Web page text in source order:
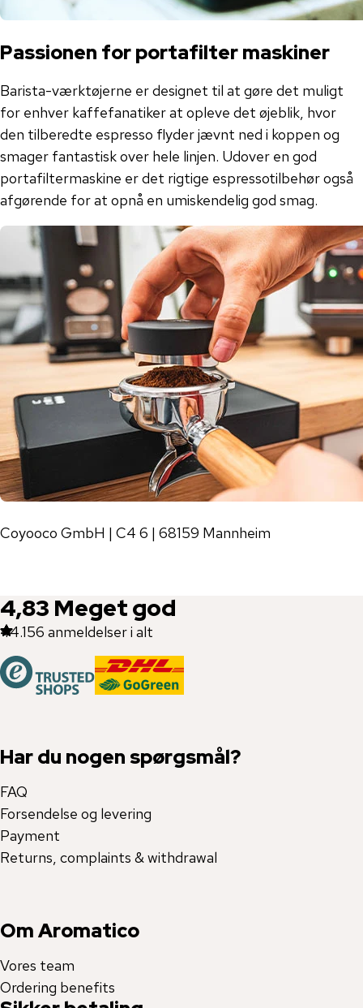
Passionen for portafilter maskiner
Barista-værktøjerne er designet til at gøre det muligt
for enhver kaffefanatiker at opleve det øjeblik, hvor
den tilberedte espresso flyder jævnt ned i koppen og
smager fantastisk over hele linjen. Udover en god
portafiltermaskine er det rigtige espressotilbehør også
afgørende for at opnå en umiskendelig god smag.
Coyooco GmbH | C4 6 | 68159 Mannheim
4,83 Meget god
44.156 anmeldelser i alt
Har du nogen spørgsmål?
FAQ
Forsendelse og levering
Payment
Returns, complaints & withdrawal
Om Aromatico
Vores team
Ordering benefits